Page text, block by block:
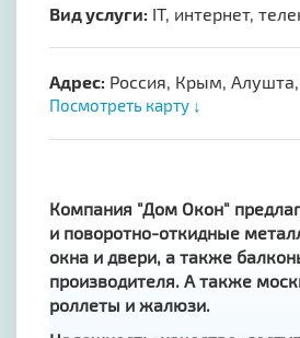
Вид услуги: IT, интернет,
Адрес: Россия, Крым,
Посмотреть карту ↓
Компания "Дом Окон"
и поворотно-откидные
окна и двери, а также
производителя. А также
роллеты и жалюзи.